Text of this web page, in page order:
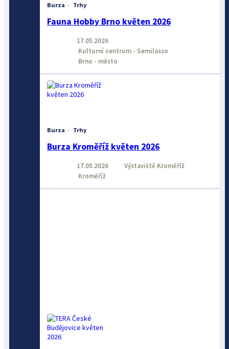
Burza · Trhy
Fauna Hobby Brno květen 2026
17.05.2026
Kulturní centrum - Semilasso
Brno - město
Burza · Trhy
Burza Kroměříž květen 2026
17.05.2026
Výstaviště Kroměříž
Kroměříž